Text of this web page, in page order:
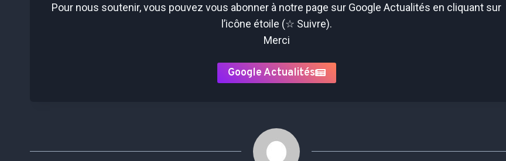
Pour nous soutenir, vous pouvez vous abonner à notre page sur Google Actualités en cliquant sur
l’icône étoile (☆ Suivre).
Merci
Google Actualités